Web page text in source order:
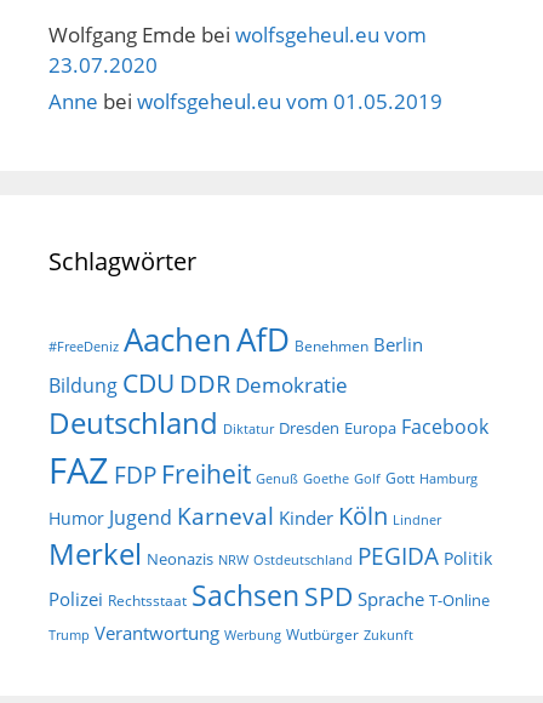
Wolfgang Emde bei wolfsgeheul.eu vom
23.07.2020
Anne bei wolfsgeheul.eu vom 01.05.2019
Schlagwörter
#FreeDeniz AachenAfD Benehmen Berlin
Bildung CDU DDR Demokratie
Deutschland Diktatur Dresden Europa Facebook
FAZ FDP Freiheit Genuß Goethe Golf Gott Hamburg
Humor Jugend Karneval Kinder Köln Lindner
Merkel Neonazis NRW Ostdeutschland PEGIDA Politik
Polizei Rechtsstaat Sachsen SPD Sprache T-Online
Trump Verantwortung Werbung Wutbürger Zukunft